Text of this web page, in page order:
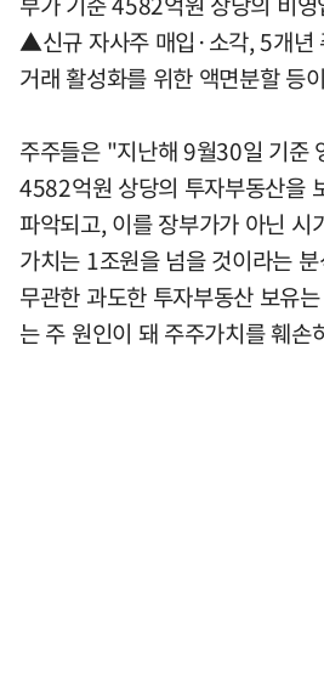
▲신규 자사주 매입·소각, 5개년
거래 활성화를 위한 액면분할 등
주주들은 "지난해 9월30일 기준
4582억원 상당의 투자부동산을
파악되고, 이를 장부가가 아닌 시
가치는 1조원을 넘을 것이라는
무관한 과도한 투자부동산 보유
는 주 원인이 돼 주주가치를 훼